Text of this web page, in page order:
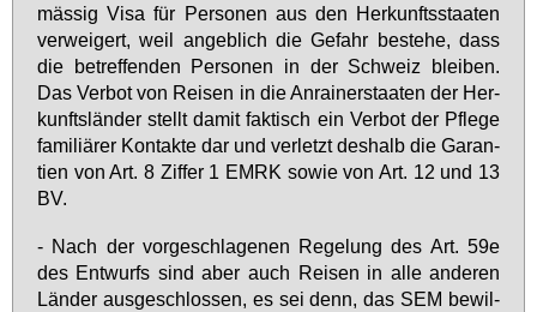
mäs­sig Vi­sa für Per­so­nen aus den Her­kunfts­staa­ten
ver­wei­gert, weil an­geb­lich die Ge­fahr be­ste­he, dass
die be­tref­fen­den Per­so­nen in der Schweiz blei­ben.
Das Ver­bot von Rei­sen in die An­rai­ner­staa­ten der Her­
kunfts­län­der stellt da­mit fak­tisch ein Ver­bot der Pfle­ge
fa­mi­liä­rer Kon­tak­te dar und ver­letzt des­halb die Ga­ran­
ti­en von Art. 8 Zif­fer 1 EM­RK so­wie von Art. 12 und 13
BV.
- Nach der vor­ge­schla­ge­nen Re­ge­lung des Art. 59e
des Ent­wurfs sind aber auch Rei­sen in al­le an­de­ren
Län­der aus­ge­schlos­sen, es sei denn, das SEM be­wil­